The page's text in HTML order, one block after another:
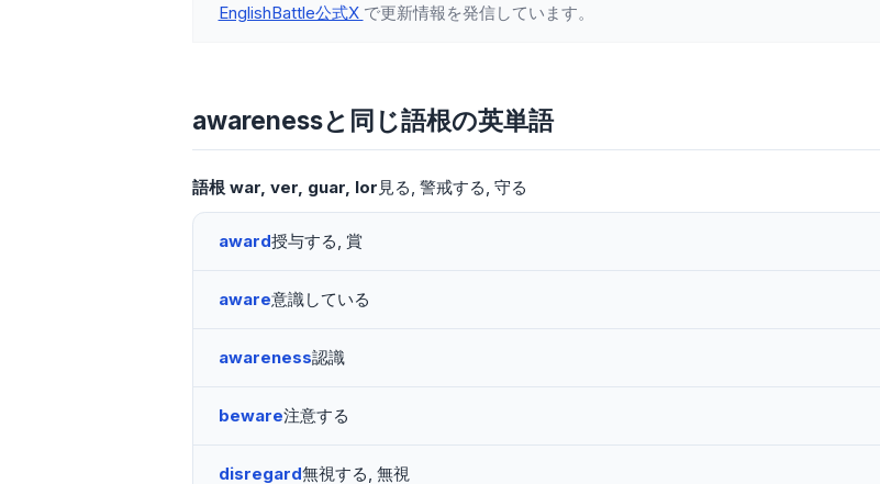
EnglishBattle公式X で更新情報を発信しています。
awarenessと同じ語根の英単語
語根 war ver guar lor 見る 警戒する 守る
award授与する, 賞
aware意識している
awareness認識
beware注意する
disregard無視する, 無視